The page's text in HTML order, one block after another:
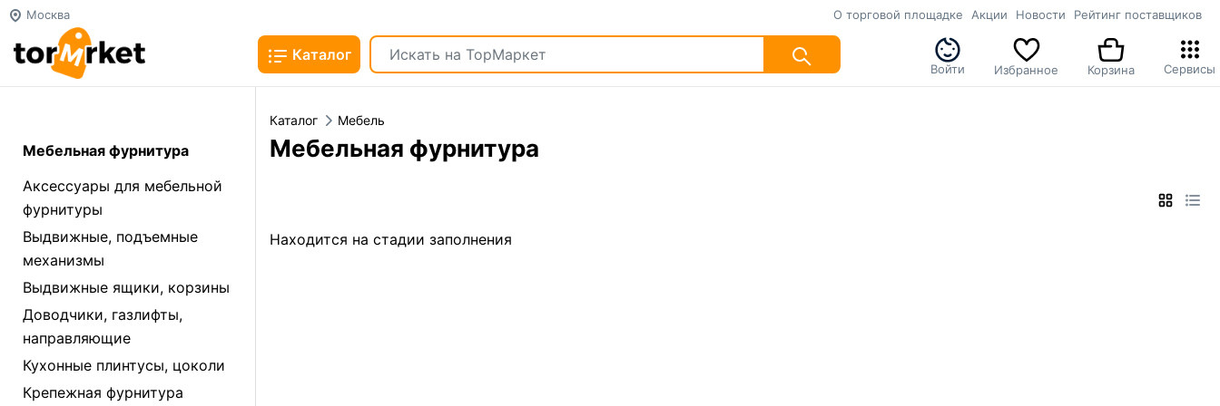
Москва О торговой площадке Акции Новости Рейтинг поставщиков
Каталог
Войти Избранное Корзина Сервисы
Мебельная фурнитура
Аксессуары для мебельной
фурнитуры
Выдвижные, подъемные
механизмы
Выдвижные ящики, корзины
Доводчики, газлифты,
направляющие
Кухонные плинтусы, цоколи
Крепежная фурнитура
Каталог Мебель
Мебельная фурнитура
Находится на стадии заполнения